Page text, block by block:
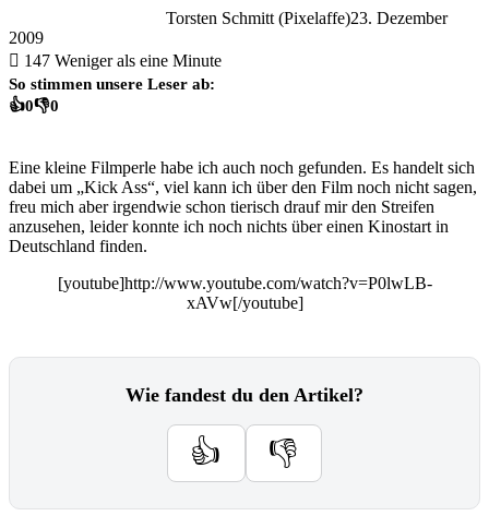
Torsten Schmitt (Pixelaffe)23. Dezember
2009
147 Weniger als eine Minute
So stimmen unsere Leser ab:
👍0👎0
Eine kleine Filmperle habe ich auch noch gefunden. Es handelt sich
dabei um „Kick Ass“, viel kann ich über den Film noch nicht sagen,
freu mich aber irgendwie schon tierisch drauf mir den Streifen
anzusehen, leider konnte ich noch nichts über einen Kinostart in
Deutschland finden.
[youtube]http://www.youtube.com/watch?v=P0lwLB-
xAVw[/youtube]
Wie fandest du den Artikel?
👍 👎